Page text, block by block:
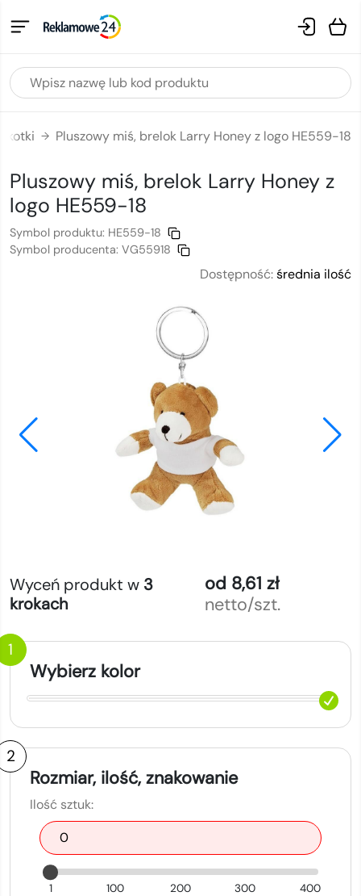
→ Pluszowy miś, brelok Larry Honey z logo HE559-18
Pluszowy miś, brelok Larry Honey z
logo HE559-18
Symbol produktu: HE559-18
Symbol producenta: VG55918
Dostępność:średnia ilość
Wyceń produkt w 3
krokach
od 8,61 zł
netto/szt.
1
Wybierz kolor
2
Rozmiar, ilość, znakowanie
Ilość sztuk:
1 100 200 300 400